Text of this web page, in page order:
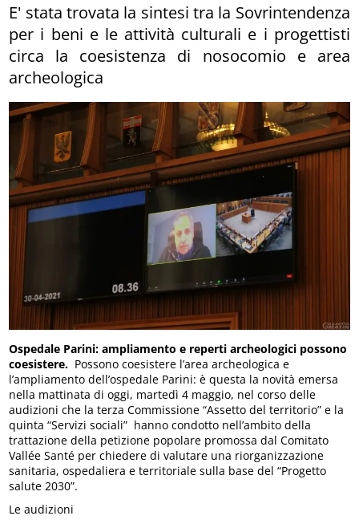
E' stata trovata la sintesi tra la Sovrintendenza
per i beni e le attività culturali e i progettisti
circa la coesistenza di nosocomio e area
archeologica
Ospedale Parini: ampliamento e reperti archeologici possono
coesistere. Possono coesistere l’area archeologica e
l’ampliamento dell’ospedale Parini: è questa la novità emersa
nella mattinata di oggi, martedì 4 maggio, nel corso delle
audizioni che la terza Commissione “Assetto del territorio” e la
quinta “Servizi sociali” hanno condotto nell’ambito della
trattazione della petizione popolare promossa dal Comitato
Vallée Santé per chiedere di valutare una riorganizzazione
sanitaria, ospedaliera e territoriale sulla base del “Progetto
salute 2030”.
Le audizioni